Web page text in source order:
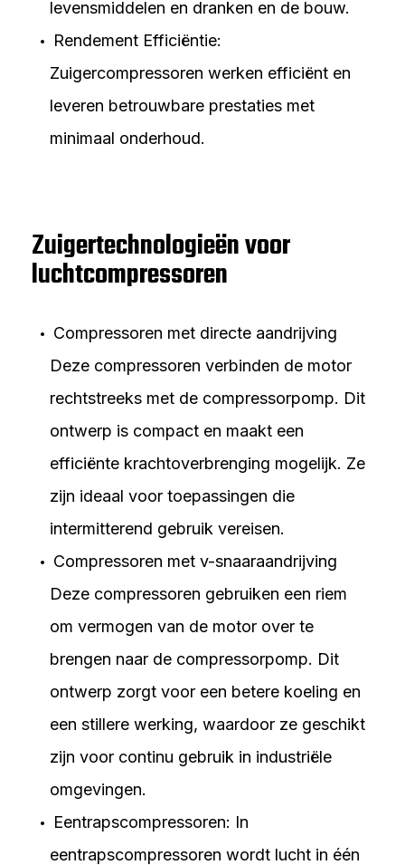
levensmiddelen en dranken en de bouw.
Rendement Efficiëntie:
Zuigercompressoren werken efficiënt en
leveren betrouwbare prestaties met
minimaal onderhoud.
Zuigertechnologieën voor
luchtcompressoren
Compressoren met directe aandrijving
Deze compressoren verbinden de motor
rechtstreeks met de compressorpomp. Dit
ontwerp is compact en maakt een
efficiënte krachtoverbrenging mogelijk. Ze
zijn ideaal voor toepassingen die
intermitterend gebruik vereisen.
Compressoren met v-snaaraandrijving
Deze compressoren gebruiken een riem
om vermogen van de motor over te
brengen naar de compressorpomp. Dit
ontwerp zorgt voor een betere koeling en
een stillere werking, waardoor ze geschikt
zijn voor continu gebruik in industriële
omgevingen.
Eentrapscompressoren: In
eentrapscompressoren wordt lucht in één